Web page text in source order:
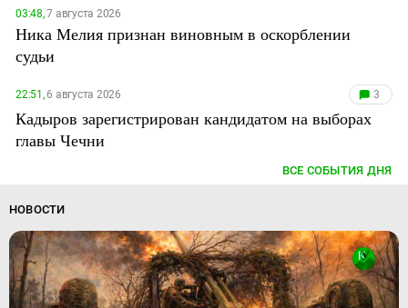
03:48,7 августа 2026
Ника Мелия признан виновным в оскорблении
судьи
22:51,6 августа 2026 3
Кадыров зарегистрирован кандидатом на выборах
главы Чечни
ВСЕ СОБЫТИЯ ДНЯ
НОВОСТИ